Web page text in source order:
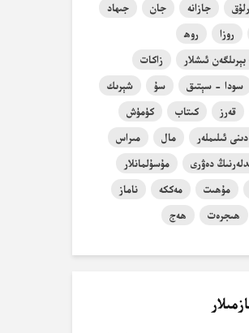
جازانە جان
جىھاد
روزا
روھ
ئىشلار
زاكات
سودا - سېتىق سۇ
شېرىك
قەرز كىتاب
كۈمۈش
ئىلىملەر
مال
مىراس
دەۋرى
مۇسۇلمانلار
مۇھىت مەككە
ناماز
ھىجرەت ھەج